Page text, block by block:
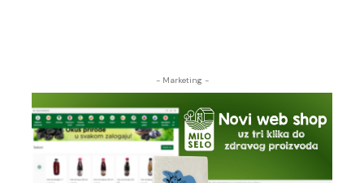
- Marketing -